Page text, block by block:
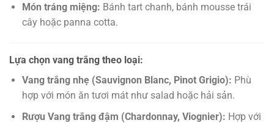
Món tráng miệng: Bánh tart chanh, bánh mousse trái
cây hoặc panna cotta.
Lựa chọn vang trắng theo loại:
Vang trắng nhẹ (Sauvignon Blanc, Pinot Grigio): Phù
hợp với món ăn tươi mát như salad hoặc hải sản.
Rượu Vang trắng đậm (Chardonnay, Viognier): Hợp với